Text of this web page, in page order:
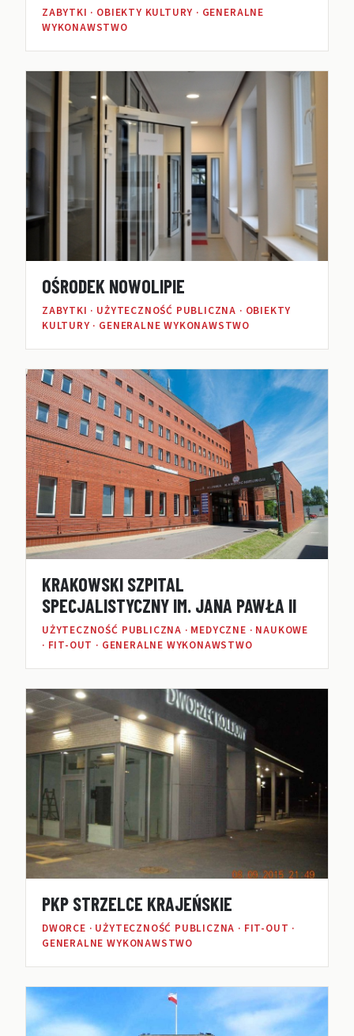
ZABYTKI · OBIEKTY KULTURY · GENERALNE
WYKONAWSTWO
OŚRODEK NOWOLIPIE
ZABYTKI · UŻYTECZNOŚĆ PUBLICZNA · OBIEKTY
KULTURY · GENERALNE WYKONAWSTWO
KRAKOWSKI SZPITAL
SPECJALISTYCZNY IM. JANA PAWŁA II
UŻYTECZNOŚĆ PUBLICZNA · MEDYCZNE · NAUKOWE
· FIT-OUT · GENERALNE WYKONAWSTWO
PKP STRZELCE KRAJEŃSKIE
DWORCE · UŻYTECZNOŚĆ PUBLICZNA · FIT-OUT ·
GENERALNE WYKONAWSTWO